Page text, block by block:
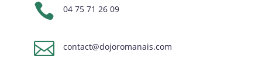
 04 75 71 26 09
 contact@dojoromanais.com